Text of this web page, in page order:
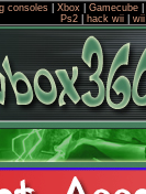
consoles| Xbox| Gamecube|
Ps2
hack wii wii